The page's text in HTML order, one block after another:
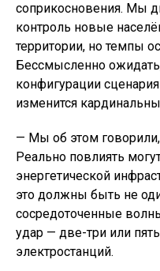
соприкосновения. Мы
контроль новые
территории, но темпы
Бессмысленно
конфигурации
изменится
— Мы об этом
Реально повлиять
энергетической
это должны быть не
сосредоточенные
удар — две-три или
электростанций.